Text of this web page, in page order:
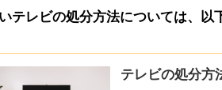
テレビの処分方法については、以
テレビの処分方